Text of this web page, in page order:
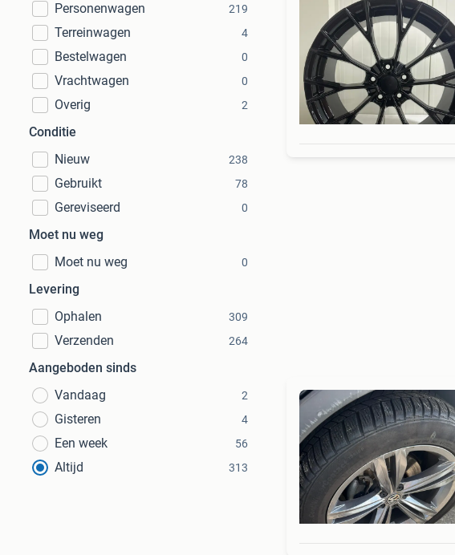
Personenwagen
219
Terreinwagen 4
Bestelwagen 0
Vrachtwagen 0
Overig 2
Conditie
Nieuw
238
Gebruikt 78
Gereviseerd 0
Moet nu weg
Moet nu weg
0
Levering
Ophalen
309
Verzenden 264
Aangeboden sinds
Vandaag
2
Gisteren 4
Een week 56
Altijd 313